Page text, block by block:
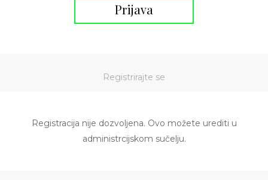
Prijava
Registrirajte se
Registracija nije dozvoljena. Ovo možete urediti u
administrcijskom sučelju.